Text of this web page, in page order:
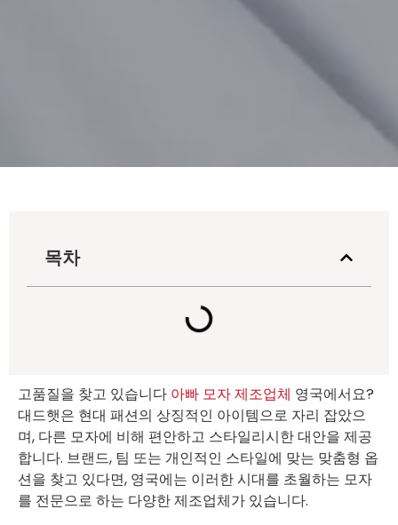
고품질을 찾고 있습니다 아빠 모자 제조업체 영국에서요?
대드햇은 현대 패션의 상징적인 아이템으로 자리 잡았으
며, 다른 모자에 비해 편안하고 스타일리시한 대안을 제공
합니다. 브랜드, 팀 또는 개인적인 스타일에 맞는 맞춤형 옵
션을 찾고 있다면, 영국에는 이러한 시대를 초월하는 모자
를 전문으로 하는 다양한 제조업체가 있습니다.
목차